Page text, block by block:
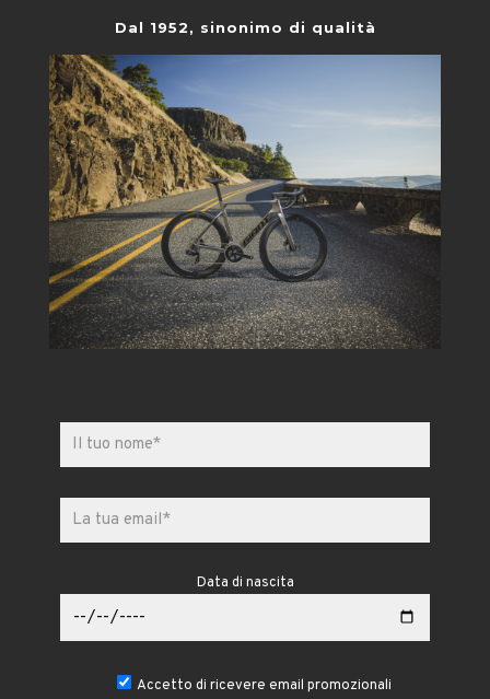
Dal 1952, sinonimo di qualità
Data di nascita
Accetto di ricevere email promozionali